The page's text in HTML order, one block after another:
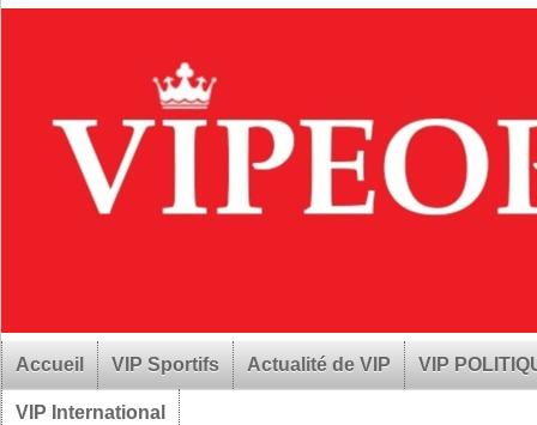
Accueil VIP Sportifs Actualité de VIP VIP
VIP International